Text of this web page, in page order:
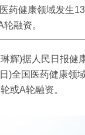
药健康领域发生
融资。
辉)据人民日报健
)全国医药健康领
或A轮融资。